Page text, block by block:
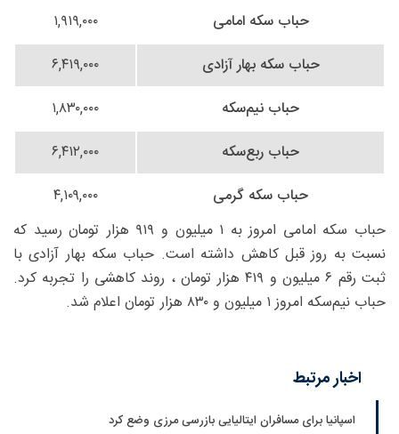
حباب سکه امامی
۱,۹۱۹,۰۰۰
حباب سکه بهار آزادی
۶,۴۱۹,۰۰۰
حباب نیم‌سکه
۱,۸۳۰,۰۰۰
حباب ربع‌سکه
۶,۴۱۲,۰۰۰
حباب سکه گرمی
۴,۱۰۹,۰۰۰
حباب سکه امامی امروز به ۱ میلیون و ۹۱۹ هزار تومان رسید که
نسبت به روز قبل کاهش داشته است. حباب سکه بهار آزادی با
ثبت رقم ۶ میلیون و ۴۱۹ هزار تومان ، روند کاهشی را تجربه کرد.
حباب نیم‌سکه امروز ۱ میلیون و ۸۳۰ هزار تومان اعلام شد.
اخبار مرتبط
اسپانیا برای مسافران ایتالیایی بازرسی مرزی وضع کرد